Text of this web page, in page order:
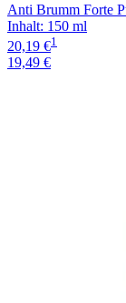
Anti Brumm Forte
Inhalt: 150 ml
20,19 €1
19,49 €